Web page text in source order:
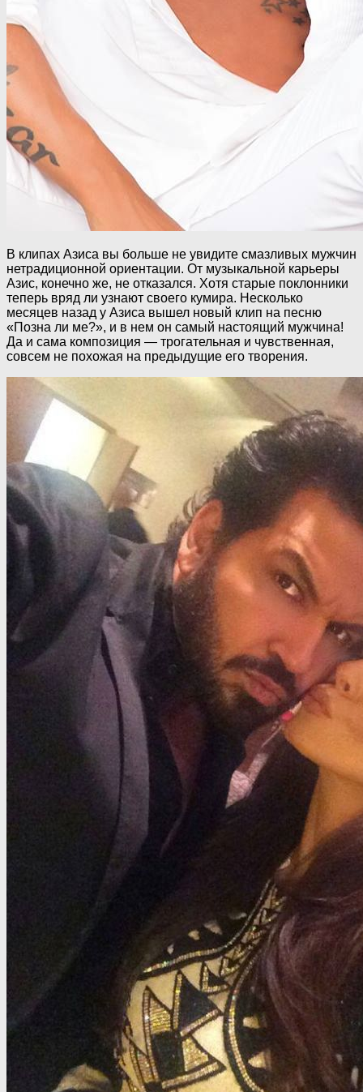
В клипах Азиса вы больше не увидите смазливых мужчин
нетрадиционной ориентации. От музыкальной карьеры
Азис, конечно же, не отказался. Хотя старые поклонники
теперь вряд ли узнают своего кумира. Несколько
месяцев назад у Азиса вышел новый клип на песню
«Позна ли ме?», и в нем он самый настоящий мужчина!
Да и сама композиция — трогательная и чувственная,
совсем не похожая на предыдущие его творения.